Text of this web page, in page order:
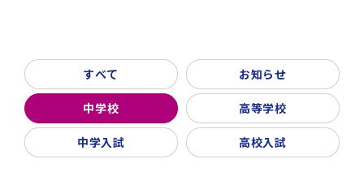
お問い合わせ・資料請求
ご利用ガイド
リンク集
すべて お知らせ
中学校 高等学校
中学入試 高校入試